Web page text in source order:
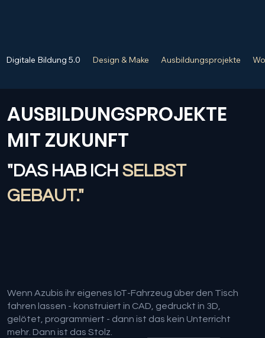
Digitale Bildung 5.0 Design & Make Ausbildungsprojekte
AUSBILDUNGSPROJEKTE
MIT ZUKUNFT
"DAS HAB ICH SELBST
GEBAUT."
Wenn Azubis ihr eigenes IoT-Fahrzeug über den Tisch
fahren lassen - konstruiert in CAD, gedruckt in 3D,
gelötet, programmiert - dann ist das kein Unterricht
mehr. Dann ist das Stolz.